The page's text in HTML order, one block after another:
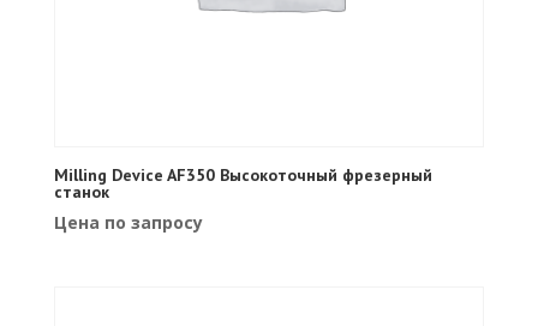
Milling Device AF350 Высокоточный фрезерный
станок
Цена по запросу